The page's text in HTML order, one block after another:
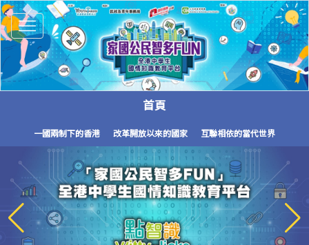
Toggle
navigation
首頁
一國兩制下的香港 改革開放以來的國家 互聯相依的當代世界